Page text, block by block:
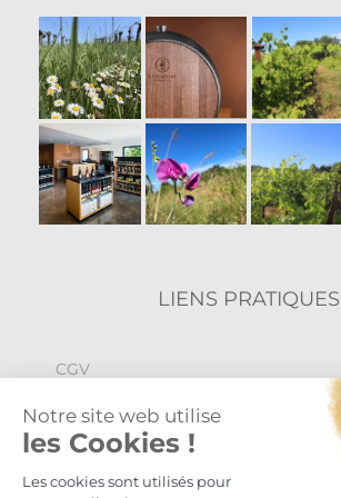
LIENS PRATIQUES
CGV
Politique de confidentialité